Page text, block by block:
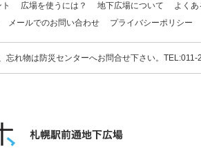
広場を使うには？ 地下広場について
よく
メールでのお問い合わせ プライバシーポリシー
忘れ物は防災センターへお問合せ下さい。